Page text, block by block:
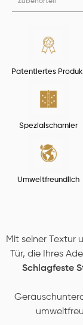
Patentiertes
Spezialscharnier
Umweltfreundlich
Mit seiner Textur
Tür, die Ihres
Schlagfeste